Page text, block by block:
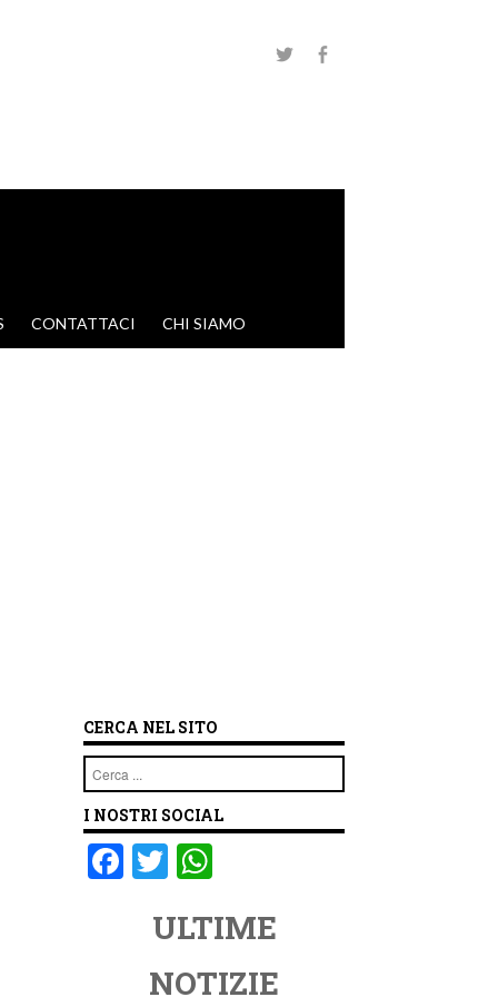
CONTATTACI CHI SIAMO
CERCA NEL SITO
Cerca
I NOSTRI SOCIAL
F T
tt
er
at
s
ULTIME
NOTIZIE